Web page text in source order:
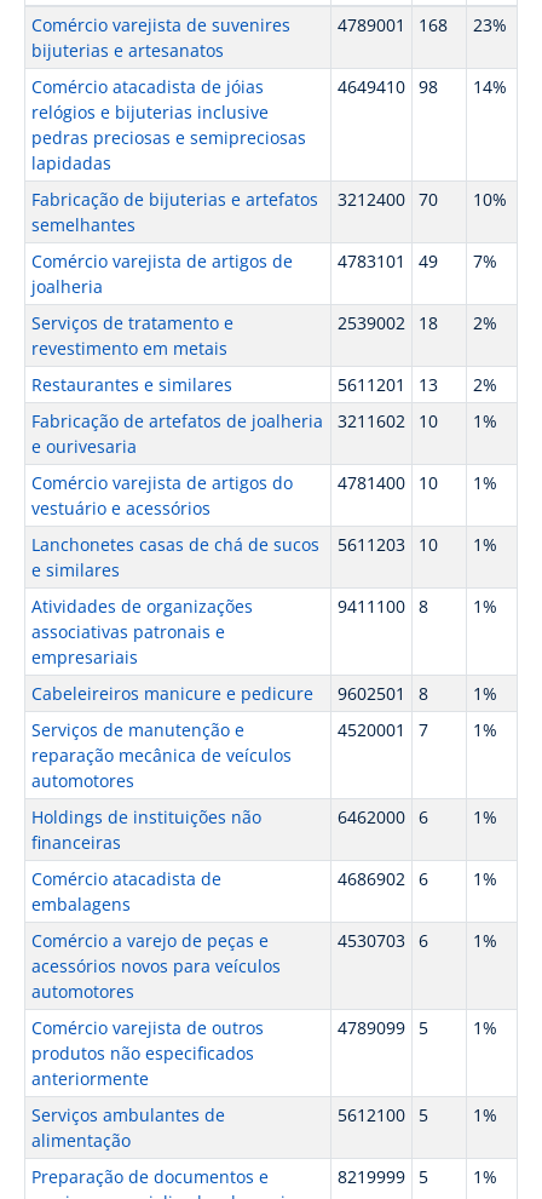
Comércio varejista de suvenires
bijuterias e artesanatos
4789001 168 23%
Comércio atacadista de jóias
relógios e bijuterias inclusive
pedras preciosas e semipreciosas
lapidadas
4649410 98 14%
Fabricação de bijuterias e artefatos
semelhantes
3212400 70 10%
Comércio varejista de artigos de
joalheria
4783101 49 7%
Serviços de tratamento e
revestimento em metais
2539002 18 2%
Restaurantes e similares 5611201 13
2%
Fabricação de artefatos de joalheria
e ourivesaria
3211602 10 1%
Comércio varejista de artigos do
vestuário e acessórios
4781400 10 1%
Lanchonetes casas de chá de sucos
e similares
5611203 10 1%
Atividades de organizações
associativas patronais e
empresariais
9411100 8 1%
Cabeleireiros manicure e pedicure 9602501 8
1%
Serviços de manutenção e
reparação mecânica de veículos
automotores
4520001 7 1%
Holdings de instituições não
financeiras
6462000 6 1%
Comércio atacadista de
embalagens
4686902 6 1%
Comércio a varejo de peças e
acessórios novos para veículos
automotores
4530703 6 1%
Comércio varejista de outros
produtos não especificados
anteriormente
4789099 5 1%
Serviços ambulantes de
alimentação
5612100 5 1%
Preparação de documentos e
8219999 5 1%